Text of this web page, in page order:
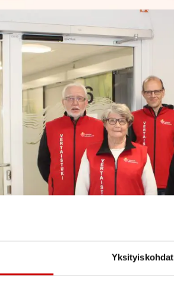
Yksityiskohdat